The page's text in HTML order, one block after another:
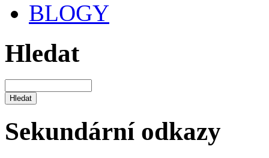
BLOGY
Hledat
Sekundární odkazy